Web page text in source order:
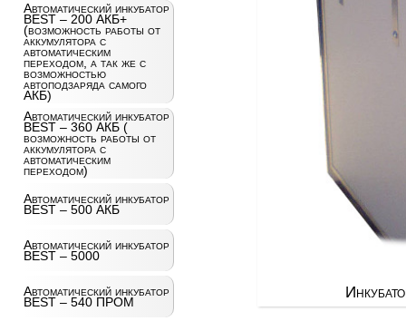
Автоматический инкубатор
BEST – 200 АКБ+
(возможность работы от
аккумулятора с
автоматическим
переходом, а так же с
возможностью
автоподзаряда самого
АКБ)
Автоматический инкубатор
BEST – 360 АКБ (
возможность работы от
аккумулятора с
автоматическим
переходом)
Автоматический инкубатор
BEST – 500 АКБ
Автоматический инкубатор
BEST – 5000
Автоматический инкубатор
BEST – 540 ПРОМ